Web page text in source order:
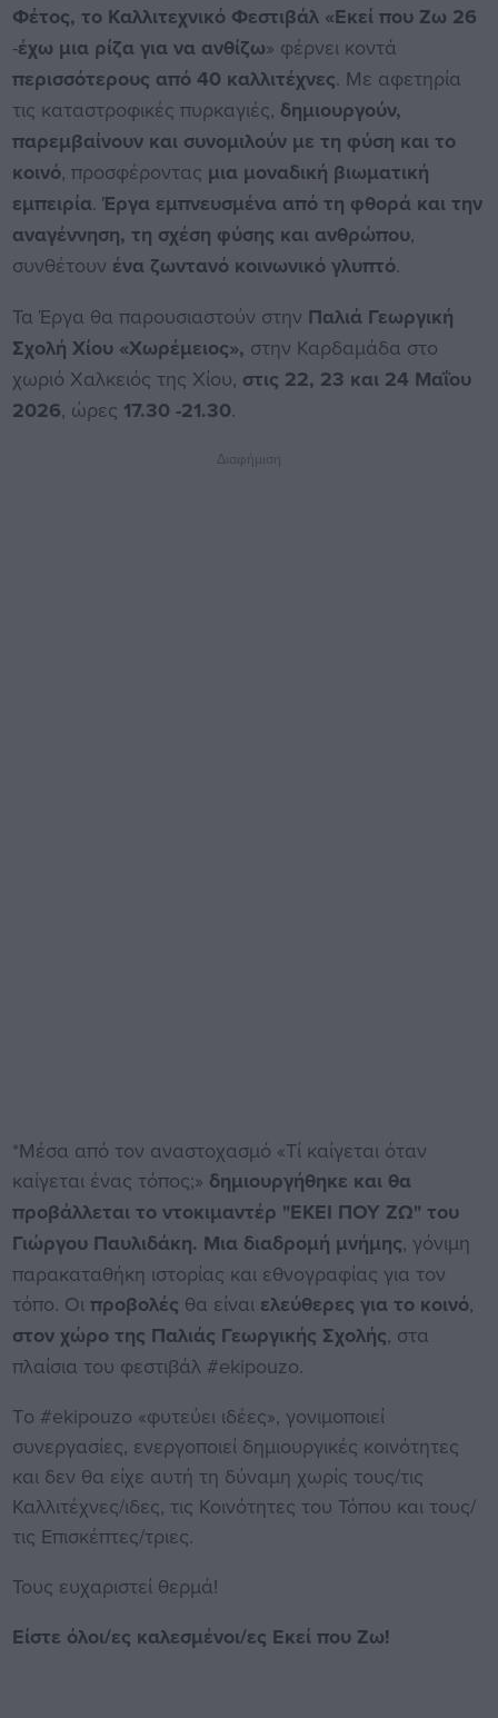
Φέτος, το Καλλιτεχνικό Φεστιβάλ «Εκεί που Ζω 26
-έχω μια ρίζα για να ανθίζω» φέρνει κοντά
περισσότερους από 40 καλλιτέχνες. Με αφετηρία
τις καταστροφικές πυρκαγιές, δημιουργούν,
παρεμβαίνουν και συνομιλούν με τη φύση και το
κοινό, προσφέροντας μια μοναδική βιωματική
εμπειρία. Έργα εμπνευσμένα από τη φθορά και την
αναγέννηση, τη σχέση φύσης και ανθρώπου,
συνθέτουν ένα ζωντανό κοινωνικό γλυπτό.
Τα Έργα θα παρουσιαστούν στην Παλιά Γεωργική
Σχολή Χίου «Χωρέμειος», στην Καρδαμάδα στο
χωριό Χαλκειός της Χίου, στις 22, 23 και 24 Μαΐου
2026, ώρες 17.30 -21.30.
Διαφήμιση
*Μέσα από τον αναστοχασμό «Τί καίγεται όταν
καίγεται ένας τόπος;» δημιουργήθηκε και θα
προβάλλεται το ντοκιμαντέρ "ΕΚΕΙ ΠΟΥ ΖΩ" του
Γιώργου Παυλιδάκη. Μια διαδρομή μνήμης, γόνιμη
παρακαταθήκη ιστορίας και εθνογραφίας για τον
τόπο. Οι προβολές θα είναι ελεύθερες για το κοινό,
στον χώρο της Παλιάς Γεωργικής Σχολής, στα
πλαίσια του φεστιβάλ #ekipouzo.
Tο #ekipouzo «φυτεύει ιδέες», γονιμοποιεί
συνεργασίες, ενεργοποιεί δημιουργικές κοινότητες
και δεν θα είχε αυτή τη δύναμη χωρίς τους/τις
Καλλιτέχνες/ιδες, τις Κοινότητες του Τόπου και τους/
τις Επισκέπτες/τριες.
Τους ευχαριστεί θερμά!
Είστε όλοι/ες καλεσμένοι/ες Εκεί που Ζω!